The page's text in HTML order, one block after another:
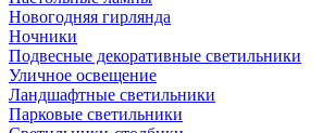
Новогодняя гирлянда
Ночники
Подвесные декоративные светильники
Уличное освещение
Ландшафтные светильники
Парковые светильники